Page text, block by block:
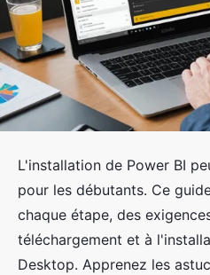
L'installation de Power BI
pour les débutants. Ce
chaque étape, des
téléchargement et à
Desktop. Apprenez les